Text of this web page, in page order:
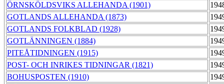
ÖRNSKÖLDSVIKS ALLEHANDA (1901)
GOTLANDS ALLEHANDA (1873)
GOTLANDS FOLKBLAD (1928)
GOTLÄNNINGEN (1884)
PITEÅTIDNINGEN (1915)
POST- OCH INRIKES TIDNINGAR (1821)
BOHUSPOSTEN (1910)